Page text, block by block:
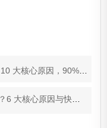
原因，90% 用户都曾踩坑
心原因与快速诊断方法